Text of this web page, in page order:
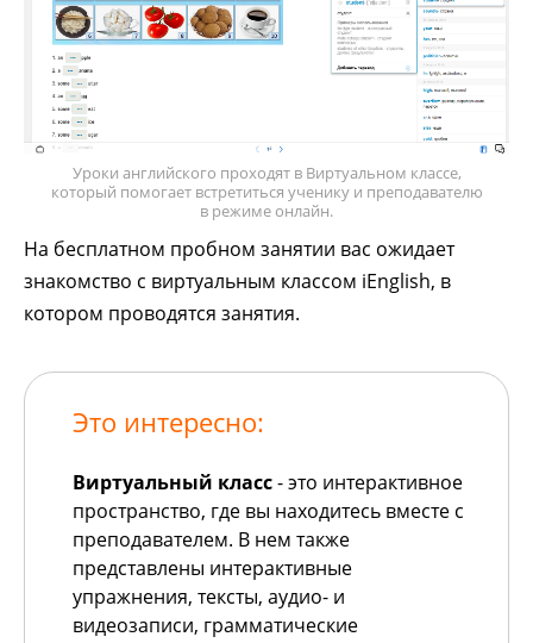
Уроки английского проходят в Виртуальном классе,
который помогает встретиться ученику и преподавателю
в режиме онлайн.
На бесплатном пробном занятии вас ожидает
знакомство с виртуальным классом iEnglish, в
котором проводятся занятия.
Это интересно:
Виртуальный класс- это интерактивное
пространство, где вы находитесь вместе с
преподавателем. В нем также
представлены интерактивные
упражнения, тексты, аудио- и
видеозаписи, грамматические